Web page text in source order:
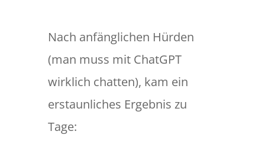
Nach anfänglichen Hürden
(man muss mit ChatGPT
wirklich chatten), kam ein
erstaunliches Ergebnis zu
Tage: